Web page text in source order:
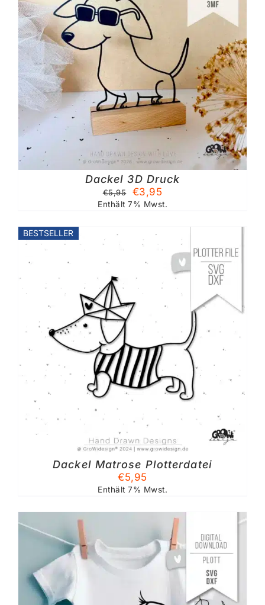
Dackel 3D Druck
€5,95
Ursprünglicher
Preis
€5,95
€3,95
Preis
Enthält 7% Mwst.
BESTSELLER
Dackel Matrose Plotterdatei
€5,95
Enthält 7% Mwst.